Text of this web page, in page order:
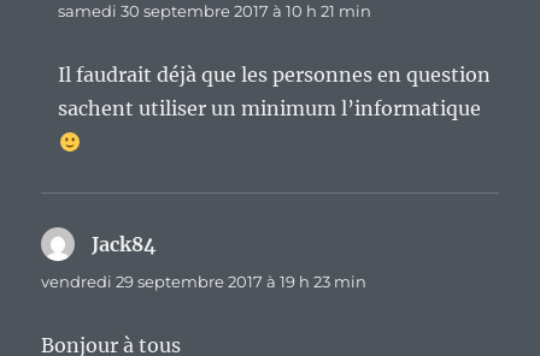
samedi 30 septembre 2017 à 10 h 21 min
Il faudrait déjà que les personnes en question
sachent utiliser un minimum l’informatique
Jack84
vendredi 29 septembre 2017 à 19 h 23 min
Bonjour à tous